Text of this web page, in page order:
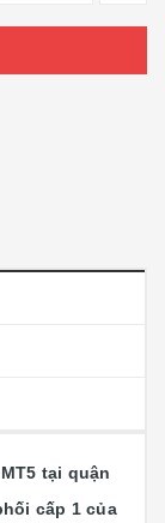
tại quận
cấp 1 của